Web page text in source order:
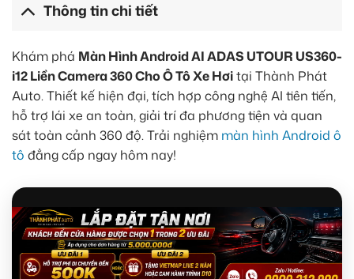
Thông tin chi tiết
Khám phá Màn Hình Android AI ADAS UTOUR US360-
i12 Liền Camera 360 Cho Ô Tô Xe Hơitại Thành Phát
Auto. Thiết kế hiện đại, tích hợp công nghệ AI tiên tiến,
hỗ trợ lái xe an toàn, giải trí đa phương tiện và quan
sát toàn cảnh 360 độ. Trải nghiệm màn hình Android ô
tô đẳng cấp ngay hôm nay!